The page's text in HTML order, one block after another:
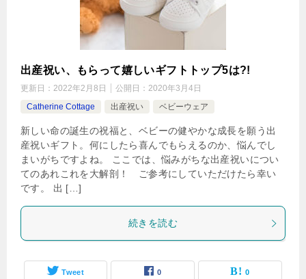
出産祝い、もらって嬉しいギフトトップ5は?!
更新日： 2022年2月8日 公開日： 2020年3月4日
Catherine Cottage
出産祝い ベビーウェア
新しい命の誕生の祝福と、ベビーの健やかな成長を願う出
産祝いギフト。何にしたら喜んでもらえるのか、悩んでし
まいがちですよね。 ここでは、悩みがちな出産祝いについ
てのあれこれを大解剖！ ご参考にしていただけたら幸い
です。 出 […]
続きを読む
Tweet 0 0